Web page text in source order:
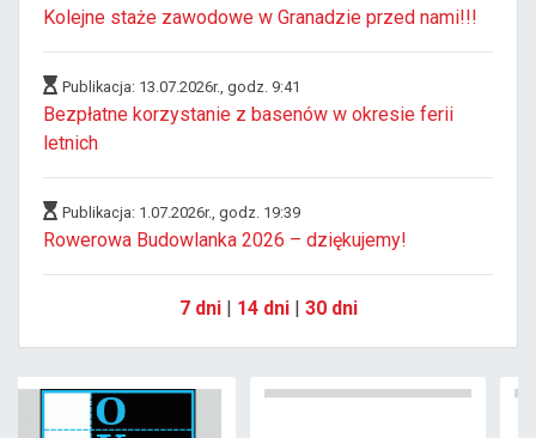
Kolejne staże zawodowe w Granadzie przed nami!!!
Publikacja: 13.07.2026r., godz. 9:41
Bezpłatne korzystanie z basenów w okresie ferii
letnich
Publikacja: 1.07.2026r., godz. 19:39
Rowerowa Budowlanka 2026 – dziękujemy!
7 dni| 14 dni| 30 dni